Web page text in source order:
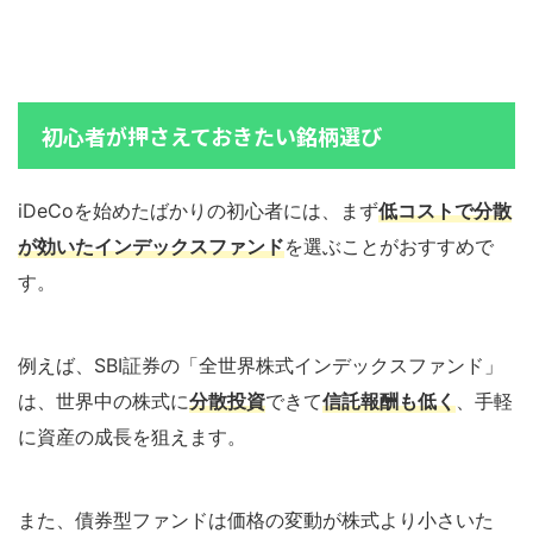
初心者が押さえておきたい銘柄選び
iDeCoを始めたばかりの初心者には、まず低コストで分散
が効いたインデックスファンドを選ぶことがおすすめで
す。
例えば、SBI証券の「全世界株式インデックスファンド」
は、世界中の株式に分散投資できて信託報酬も低く 、手軽
に資産の成長を狙えます。
また、債券型ファンドは価格の変動が株式より小さいた